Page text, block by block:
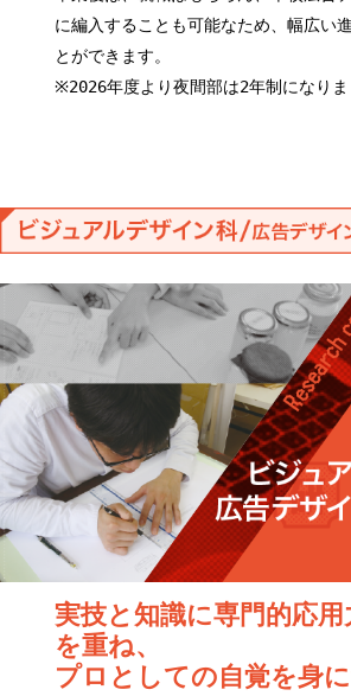
に編入することも可能なため、幅広い
とができます。
※2026年度より夜間部は2年制になりま
実技と知識に専門的応
を重ね、
プロとしての自覚を身に